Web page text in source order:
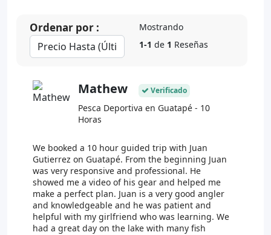
Ordenar por :
Mostrando
1-1 de 1 Reseñas
Mathew Verificado
Pesca Deportiva en Guatapé - 10
Horas
We booked a 10 hour guided trip with Juan
Gutierrez on Guatapé. From the beginning Juan
was very responsive and professional. He
showed me a video of his gear and helped me
make a perfect plan. Juan is a very good angler
and knowledgeable and he was patient and
helpful with my girlfriend who was learning. We
had a great day on the lake with many fish